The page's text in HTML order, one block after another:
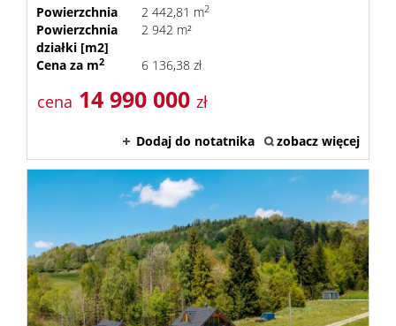
Powierzchnia 2 442,81 m2
Powierzchnia
działki [m2]
2 942 m²
Cena za m2 6 136,38 zł
cena 14 990 000 zł
Dodaj do notatnika zobacz więcej